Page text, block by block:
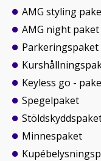
AMG styling
AMG night paket
Parkeringspaket
Keyless go -
Spegelpaket
Minnespaket